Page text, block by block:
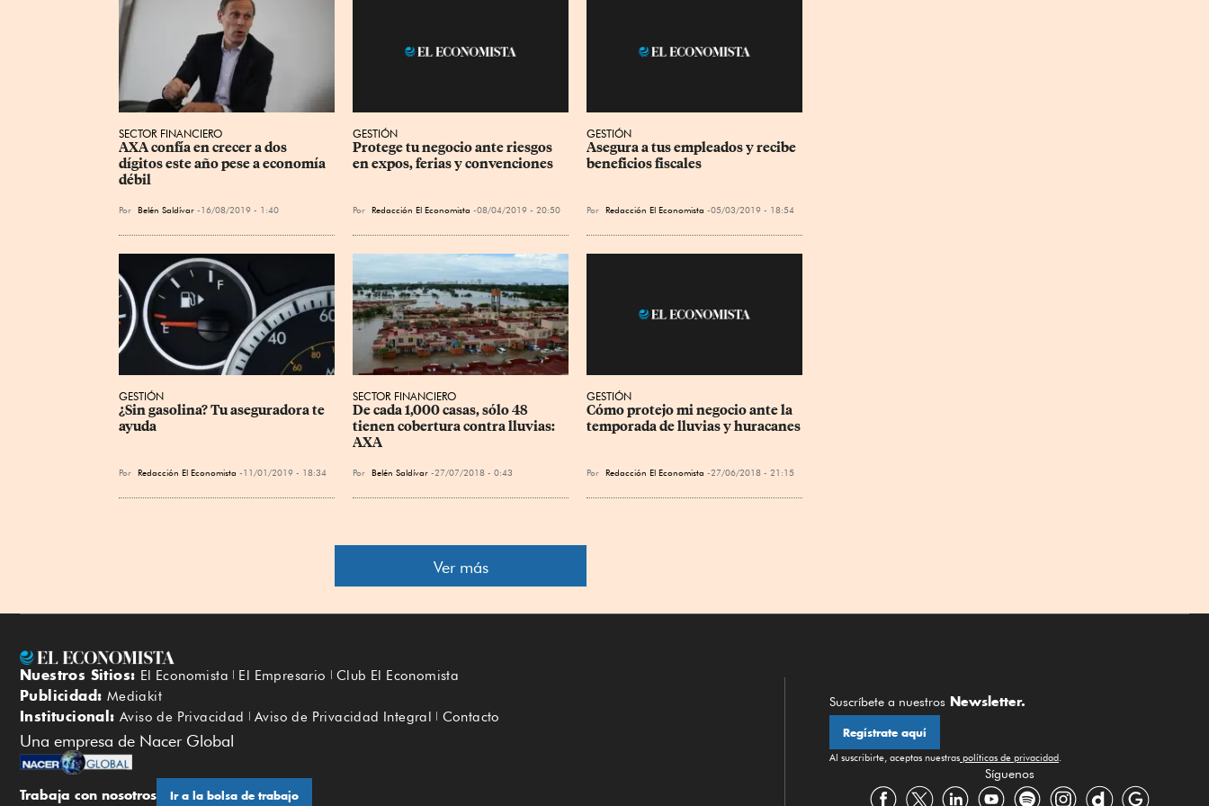
SECTOR FINANCIERO
AXA confía en crecer a dos
dígitos este año pese a economía
débil
Por Belén Saldívar 16/08/2019 - 1:40
GESTIÓN
Protege tu negocio ante riesgos
en expos, ferias y convenciones
Por Redacción El Economista 08/04/2019 - 20:50
GESTIÓN
Asegura a tus empleados y recibe
beneficios fiscales
Por Redacción El Economista 05/03/2019 - 18:54
GESTIÓN
¿Sin gasolina? Tu aseguradora te
ayuda
Por Redacción El Economista 11/01/2019 - 18:34
SECTOR FINANCIERO
De cada 1,000 casas, sólo 48
tienen cobertura contra lluvias:
AXA
Por Belén Saldívar 27/07/2018 - 0:43
GESTIÓN
Cómo protejo mi negocio ante la
temporada de lluvias y huracanes
Por Redacción El Economista 27/06/2018 - 21:15
Ver más
Nuestros Sitios: El Economista El Empresario Club El Economista
Publicidad: Mediakit
Institucional: Aviso de Privacidad Aviso de Privacidad Integral Contacto
Una empresa de Nacer Global
Trabaja con nosotros Ir a la bolsa de trabajo
Suscríbete a nuestros Newsletter.
Regístrate aquí
Al suscribirte, aceptas nuestras políticas de privacidad.
Síguenos